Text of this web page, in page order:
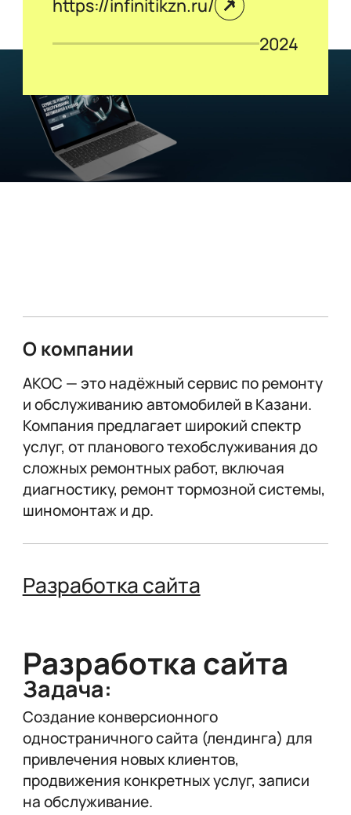
https://infinitikzn.ru/
2024
О компании
АКОС — это надёжный сервис по ремонту
и обслуживанию автомобилей в Казани.
Компания предлагает широкий спектр
услуг, от планового техобслуживания до
сложных ремонтных работ, включая
диагностику, ремонт тормозной системы,
шиномонтаж и др.
Разработка сайта
Разработка сайта
Задача:
Создание конверсионного
одностраничного сайта (лендинга) для
привлечения новых клиентов,
продвижения конкретных услуг, записи
на обслуживание.